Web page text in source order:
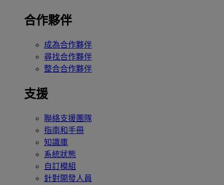
合作夥伴
成為合作夥伴
尋找合作夥伴
整合合作夥伴
支援
聯絡支援團隊
指南和手冊
知識庫
系統狀態
自訂模組
針對開發人員